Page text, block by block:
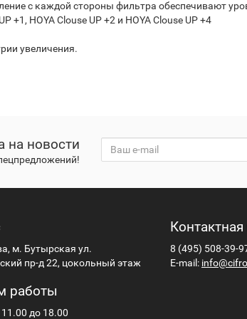
с каждой стороны фильтра обеспечивают
+1, HOYA Clouse UP +2 и HOYA Clouse UP +4
увеличения.
на новости
м. Бутырская ул.
пр-д 22, цокольный этаж
работы
до 18.00
8 (495) 508-39-
E-mail: